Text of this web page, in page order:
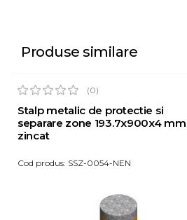
Produse similare
(0)
Stalp metalic de protectie si
separare zone 193.7x900x4 mm
zincat
Cod produs: SSZ-0054-NEN